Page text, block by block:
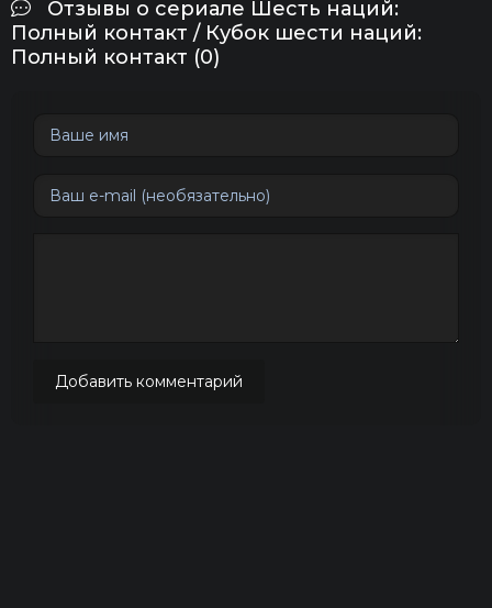
Отзывы о сериале Шесть наций:
Полный контакт / Кубок шести наций:
Полный контакт (0)
Добавить комментарий